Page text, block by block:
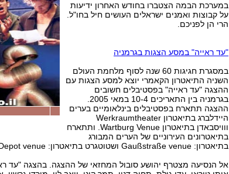
במערכת הבמה הצטברו בחודש האחרון ידיעות
על קבוצות ואמנים ישראלים העושים חיל בחו"ל.
הרי הן לפניכם.
"עד ראייה" במסע הצגות בגרמניה
במסגרת חגיגות 60 שנה לסוף מלחמת העולם
השניה התיאטרון הקאמרי יוצא למסע הצגות עם
ההצגה "עד ראייה" בפסטיבלים חשובים
ההצגה תתארח בפסטיבלים בינלאומיים בערים
היידלברג בתיאטרון Werkraumtheater
ווויסבאדן בתיאטרון Wartburg Venue. ותתארח
בתיאטרונים העירוניים של הערים המבורג
בתיאטרון: Gaußstraße venue ושטוטגרט בתיאטרון: Depot venue .
אל הנסיעה מצטרף יהושע סובול המחזאי של ההצגה. בהצגה "עד